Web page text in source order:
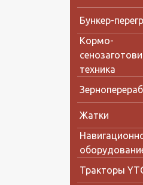
Бункер-
Кормо-
техника
Жатки
Тракторы